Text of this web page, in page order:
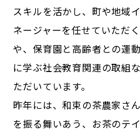
スキルを活かし、町や地域
ネージャーを任せていただ
や、保育園と高齢者との運
に学ぶ社会教育関連の取組
ただいています。
昨年には、和束の茶農家さ
を振る舞いあう、お茶のテ